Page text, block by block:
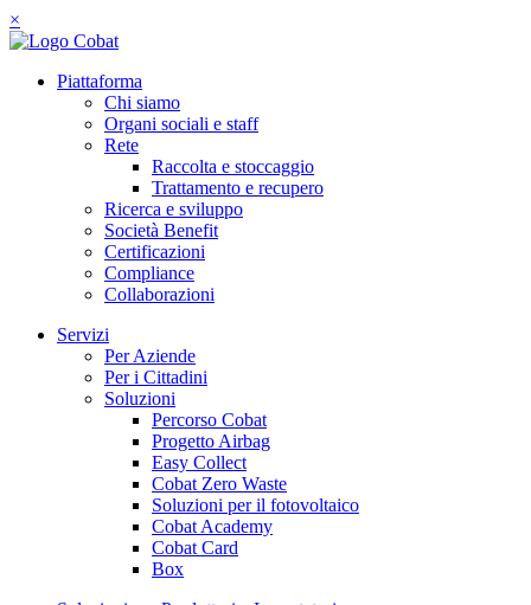
×
Piattaforma
Chi siamo
Organi sociali e staff
Rete
Raccolta e stoccaggio
Trattamento e recupero
Ricerca e sviluppo
Società Benefit
Certificazioni
Compliance
Collaborazioni
Servizi
Per Aziende
Per i Cittadini
Soluzioni
Percorso Cobat
Progetto Airbag
Easy Collect
Cobat Zero Waste
Soluzioni per il fotovoltaico
Cobat Academy
Cobat Card
Box